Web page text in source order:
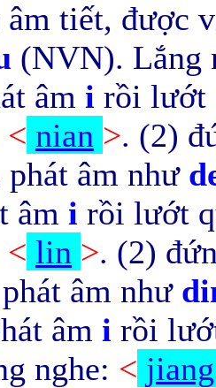
âm tiết, được
(NVN). Lắng
âm i rồi lướt
< nian >. (2)
phát âm như
âm i rồi lướt
< lin >. (2)
âm như
âm i rồi
nghe: < jiang